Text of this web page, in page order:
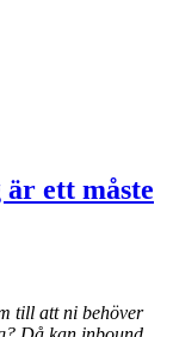
ett måste
till att ni behöver